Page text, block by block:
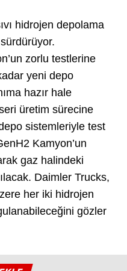
hidrojen depolama
zorlu testlerine
yeni depo
hazır hale
üretim sürecine
sistemleriyle test
Kamyon’un
gaz halindeki
Daimler Trucks,
her iki hidrojen
gözler